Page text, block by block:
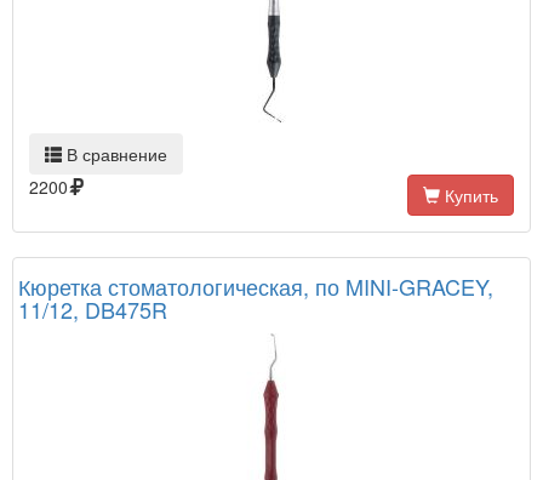
В сравнение
2200
Купить
Кюретка стоматологическая, по MINI-GRACEY,
11/12, DB475R